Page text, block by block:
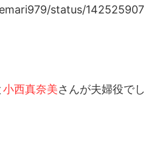
status/142525907
小西真奈美さんが夫婦役でし